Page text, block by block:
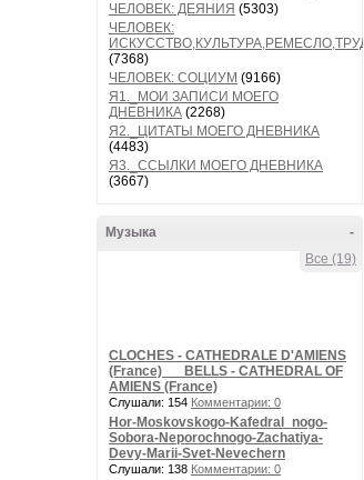
ЧЕЛОВЕК: ДЕЯНИЯ (5303)
ЧЕЛОВЕК:
ИСКУССТВО,КУЛЬТУРА,РЕМЕСЛО,ТРУД
(7368)
ЧЕЛОВЕК: СОЦИУМ (9166)
Я1._МОИ ЗАПИСИ МОЕГО
ДНЕВНИКА (2268)
Я2._ЦИТАТЫ МОЕГО ДНЕВНИКА
(4483)
Я3._ССЫЛКИ МОЕГО ДНЕВНИКА
(3667)
-
Музыка
Все (19)
CLOCHES - CATHEDRALE D'AMIENS
(France) __ BELLS - CATHEDRAL OF
AMIENS (France)
Слушали: 154 Комментарии: 0
Hor-Moskovskogo-Kafedral_nogo-
Sobora-Neporochnogo-Zachatiya-
Devy-Marii-Svet-Nevechern
Слушали: 138 Комментарии: 0